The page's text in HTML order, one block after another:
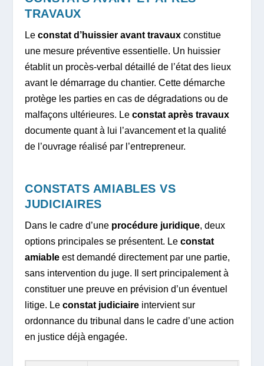
TRAVAUX
Leconstat d’huissier avant travaux constitue
une mesure préventive essentielle. Un huissier
établit un procès-verbal détaillé de l’état des lieux
avant le démarrage du chantier. Cette démarche
protège les parties en cas de dégradations ou de
malfaçons ultérieures. Leconstat après travaux
documente quant à lui l’avancement et la qualité
de l’ouvrage réalisé par l’entrepreneur.
CONSTATS AMIABLES VS
JUDICIAIRES
Dans le cadre d’une procédure juridique, deux
options principales se présentent. Leconstat
amiable est demandé directement par une partie,
sans intervention du juge. Il sert principalement à
constituer une preuve en prévision d’un éventuel
litige. Leconstat judiciaire intervient sur
ordonnance du tribunal dans le cadre d’une action
en justice déjà engagée.